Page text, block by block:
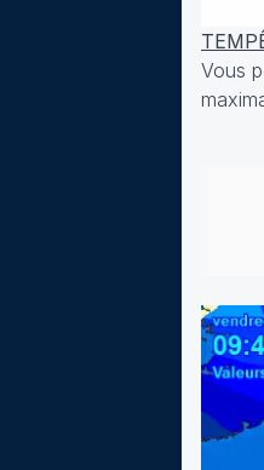
Vous